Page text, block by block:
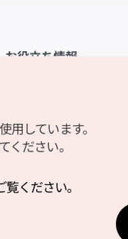
お役立ち情報
観光資料ダウンロード
デジタルブック／電子書籍
Odii
しています。
ください。
覧ください。